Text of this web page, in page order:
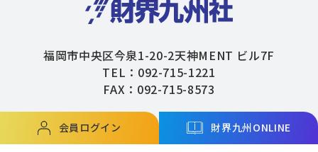
会員ログイン 財界九州ONLINE
福岡市中央区今泉1-20-2天神MENT ビル7F
TEL：092-715-1221
FAX：092-715-8573
Copyright © ZAIKAIKYUSHU Co,.Ltd. All Rights Reserved.